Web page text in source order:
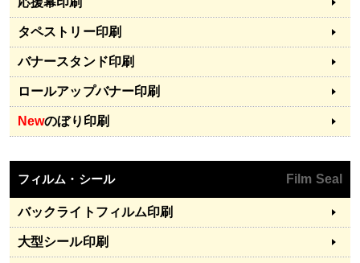
タペストリー印刷
バナースタンド印刷
ロールアップバナー印刷
Newのぼり印刷
フィルム・シール Film Seal
バックライトフィルム印刷
大型シール印刷